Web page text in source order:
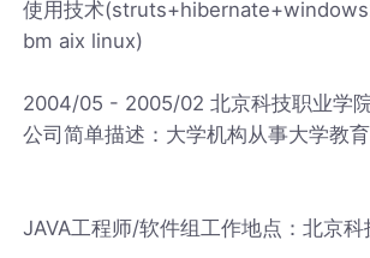
使用技术
bm aix linux)
2004/05 - 2005/02 北京科技职业学
公司简单描述：大学机构从事大学教育
JAVA工程师/软件组工作地点：北京科